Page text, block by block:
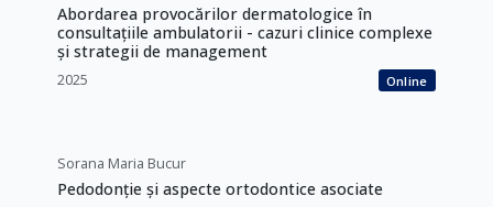
Abordarea provocărilor dermatologice în
consultațiile ambulatorii - cazuri clinice complexe
și strategii de management
2025 Online
Sorana Maria Bucur
Pedodonție și aspecte ortodontice asociate